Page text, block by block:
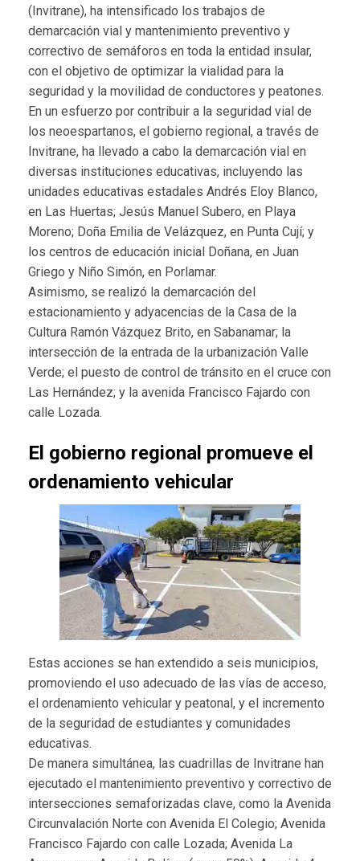
(Invitrane), ha intensificado los trabajos de
demarcación vial y mantenimiento preventivo y
correctivo de semáforos en toda la entidad insular,
con el objetivo de optimizar la vialidad para la
seguridad y la movilidad de conductores y peatones.
En un esfuerzo por contribuir a la seguridad vial de
los neoespartanos, el gobierno regional, a través de
Invitrane, ha llevado a cabo la demarcación vial en
diversas instituciones educativas, incluyendo las
unidades educativas estadales Andrés Eloy Blanco,
en Las Huertas; Jesús Manuel Subero, en Playa
Moreno; Doña Emilia de Velázquez, en Punta Cují; y
los centros de educación inicial Doñana, en Juan
Griego y Niño Simón, en Porlamar.
Asimismo, se realizó la demarcación del
estacionamiento y adyacencias de la Casa de la
Cultura Ramón Vázquez Brito, en Sabanamar; la
intersección de la entrada de la urbanización Valle
Verde; el puesto de control de tránsito en el cruce con
Las Hernández; y la avenida Francisco Fajardo con
calle Lozada.
El gobierno regional promueve el
ordenamiento vehicular
Estas acciones se han extendido a seis municipios,
promoviendo el uso adecuado de las vías de acceso,
el ordenamiento vehicular y peatonal, y el incremento
de la seguridad de estudiantes y comunidades
educativas.
De manera simultánea, las cuadrillas de Invitrane han
ejecutado el mantenimiento preventivo y correctivo de
intersecciones semaforizadas clave, como la Avenida
Circunvalación Norte con Avenida El Colegio; Avenida
Francisco Fajardo con calle Lozada; Avenida La